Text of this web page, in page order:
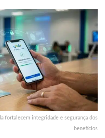
fortalecem integridade e segurança dos
benefícios